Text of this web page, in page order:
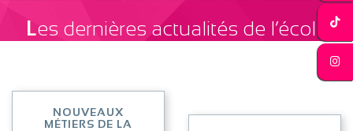
Les dernières actualités de l‘école
NOUVEAUX
MÉTIERS DE LA